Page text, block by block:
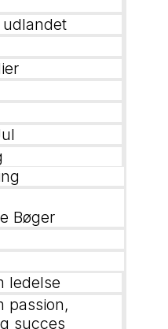
udlandet
Bøger
ledelse
passion,
succes